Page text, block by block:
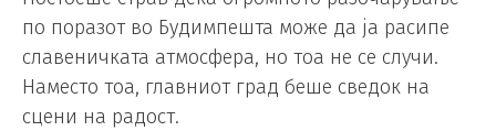
по поразот во Будимпешта може да ја расипе
славеничката атмосфера, но тоа не се случи.
Наместо тоа, главниот град беше сведок на
сцени на радост.